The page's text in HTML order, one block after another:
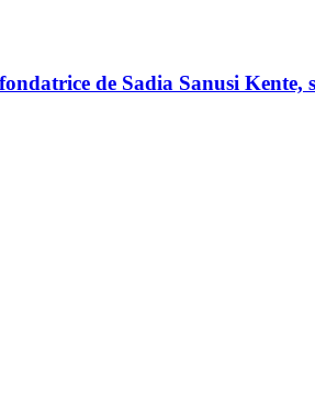
de Sadia Sanusi Kente,